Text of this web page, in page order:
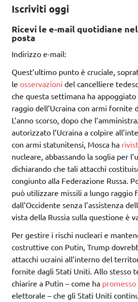
Iscriviti oggi
Ricevi le e-mail quotidiane
posta
Indirizzo e-mail:
Quest’ultimo punto è cruciale,
le osservazioni del cancelliere
che questa settimana ha
raggio dell’Ucraina con armi fornite
L’anno scorso, dopo che
autorizzato l’Ucraina a colpire
con armi statunitensi, Mosca ha
nucleare, abbassando la soglia per
dichiarando che tali attacchi
congiunto alla Federazione Russa.
può utilizzare missili a lungo raggio
dall’Occidente senza l’assistenza
vista della Russia sulla questione è
Per gestire i rischi nucleari e
costruttive con Putin, Trump
attacchi ucraini all’interno del
fornite dagli Stati Uniti. Allo stesso
chiarire a Putin – come ha promesso
elettorale – che gli Stati Uniti